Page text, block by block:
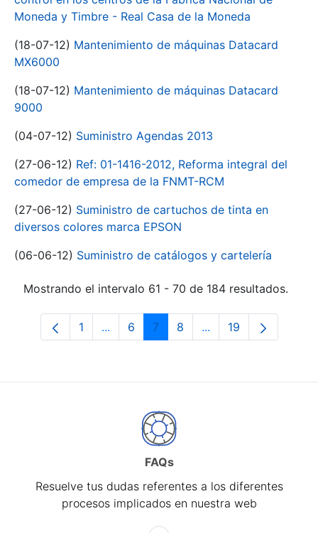
Moneda y Timbre - Real Casa de la Moneda
(18-07-12) Mantenimiento de máquinas Datacard
MX6000
(18-07-12) Mantenimiento de máquinas Datacard
9000
(04-07-12) Suministro Agendas 2013
(27-06-12) Ref: 01-1416-2012, Reforma integral del
comedor de empresa de la FNMT-RCM
(27-06-12) Suministro de cartuchos de tinta en
diversos colores marca EPSON
(06-06-12) Suministro de catálogos y cartelería
Mostrando el intervalo 61 - 70 de 184 resultados.
Página
1 ...Páginas intermedias Use TAB para
Página
6 Página
7 Página
8 ...Páginas intermedias
Página
19
FAQs
Resuelve tus dudas referentes a los diferentes
procesos implicados en nuestra web